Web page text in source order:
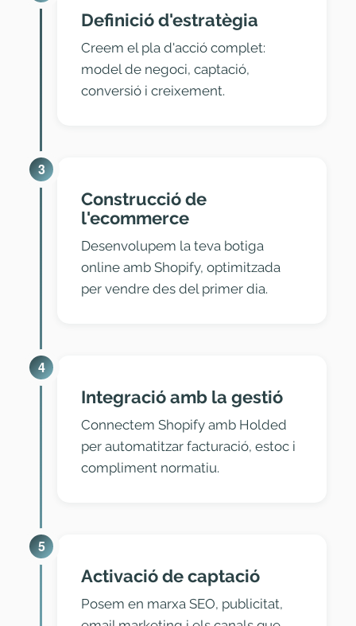
Definició d'estratègia
Creem el pla d'acció complet:
model de negoci, captació,
conversió i creixement.
3
Construcció de
l'ecommerce
Desenvolupem la teva botiga
online amb Shopify, optimitzada
per vendre des del primer dia.
4
Integració amb la gestió
Connectem Shopify amb Holded
per automatitzar facturació, estoc i
compliment normatiu.
5
Activació de captació
Posem en marxa SEO, publicitat,